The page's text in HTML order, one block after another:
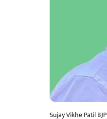
Sujay Vikhe Patil BJP